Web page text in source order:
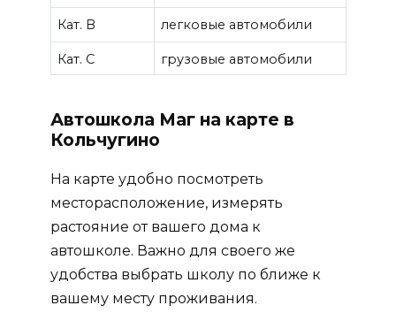
Кат. B легковые автомобили
Кат. C грузовые автомобили
Автошкола Маг на карте в
Кольчугино
На карте удобно посмотреть
месторасположение, измерять
растояние от вашего дома к
автошколе. Важно для своего же
удобства выбрать школу по ближе к
вашему месту проживания.